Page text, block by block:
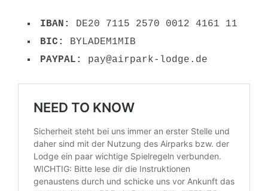
IBAN:
DE20 7115 2570 0012 4161 11
BIC:
BYLADEM1MIB
PAYPAL: pay@airpark-lodge.de